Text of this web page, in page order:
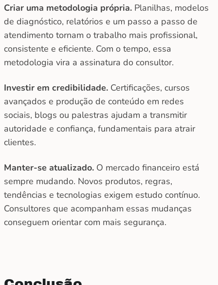
Criar uma metodologia própria. Planilhas, modelos
de diagnóstico, relatórios e um passo a passo de
atendimento tornam o trabalho mais profissional,
consistente e eficiente. Com o tempo, essa
metodologia vira a assinatura do consultor.
Investir em credibilidade. Certificações, cursos
avançados e produção de conteúdo em redes
sociais, blogs ou palestras ajudam a transmitir
autoridade e confiança, fundamentais para atrair
clientes.
Manter-se atualizado. O mercado financeiro está
sempre mudando. Novos produtos, regras,
tendências e tecnologias exigem estudo contínuo.
Consultores que acompanham essas mudanças
conseguem orientar com mais segurança.